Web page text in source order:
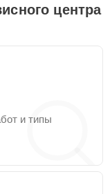
центра
и типы